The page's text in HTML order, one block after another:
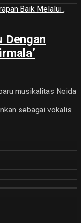
Dengan
musikalitas Neida
sebagai vokalis